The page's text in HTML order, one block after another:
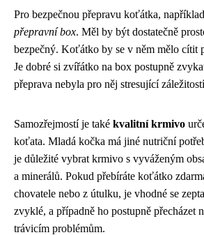
Pro bezpečnou přepravu koťátka,
přepravní box. Měl by být dostatečně
bezpečný. Koťátko by se v něm mělo cítit
Je dobré si zvířátko na box postupně
přeprava nebyla pro něj stresující
Samozřejmostí je také kvalitní krmivo
koťata. Mladá kočka má jiné nutriční
je důležité vybrat krmivo s vyváženým
a minerálů. Pokud přebíráte koťátko
chovatele nebo z útulku, je vhodné se
zvyklé, a případně ho postupně přecházet
trávicím problémům.